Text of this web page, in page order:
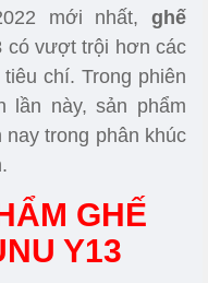
mới nhất, ghế
có vượt trội hơn các
chí. Trong phiên
lần này, sản phẩm
trong phân khúc
GHẾ
Y13